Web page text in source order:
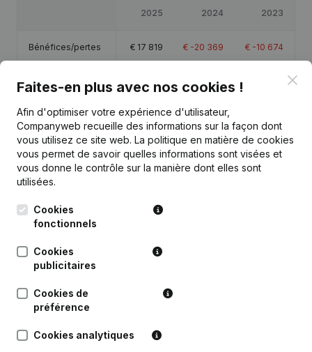
2025 2024 2023
Bénéfices/pertes € 17 819 € -20 369 € -10 674
Capitaux propres 5 092
Marge brute €28 322 €-10 108
Succursale, etc...)
Faites-en plus avec nos cookies !
Afin d'optimiser votre expérience d'utilisateur,
Companyweb recueille des informations sur la façon dont
vous utilisez ce site web. La politique en matière de cookies
vous permet de savoir quelles informations sont visées et
vous donne le contrôle sur la manière dont elles sont
utilisées.
Cookies
fonctionnels
Cookies
publicitaires
Cookies de
préférence
Cookies analytiques